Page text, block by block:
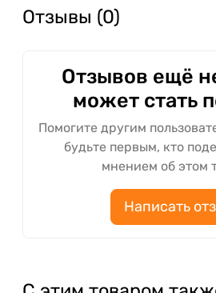
Отзывы (0)
Отзывов ещё
может стать
Помогите другим
будьте первым, кто
мнением об этом
Написать